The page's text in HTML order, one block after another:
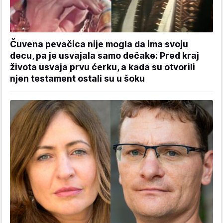
Čuvena pevačica nije mogla da ima svoju
decu, pa je usvajala samo dečake: Pred kraj
života usvaja prvu ćerku, a kada su otvorili
njen testament ostali su u šoku